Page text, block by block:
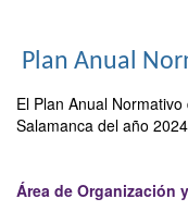
Plan Anual
El Plan Anual
Salamanca del año
Área de Organización